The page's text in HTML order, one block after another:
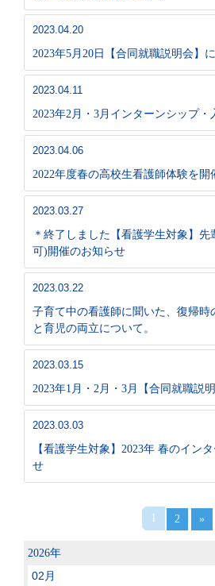
2023.04.20
2023年5月20日【合同就職説明会】
2023.04.11
2023年2月・3月インターンシップ
2023.04.06
2022年度春の高校生看護師体験を開
2023.03.27
＊終了しました【看護学生対象】
可)開催のお知らせ
2023.03.22
子育て中の看護師に聞いた、復帰時
と育児の両立について。
2023.03.15
2023年1月・2月・3月【合同就職説
2023.03.03
【看護学生対象】2023年 春のイン
せ
1 2 »
2026年
02月